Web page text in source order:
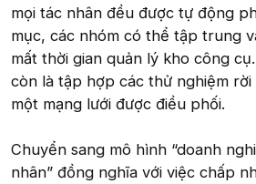
mọi tác nhân đều được tự động
mục, các nhóm có thể tập trung
mất thời gian quản lý kho công
còn là tập hợp các thử nghiệm
một mạng lưới được điều phối.
Chuyển sang mô hình “doanh
nhân” đồng nghĩa với việc chấp